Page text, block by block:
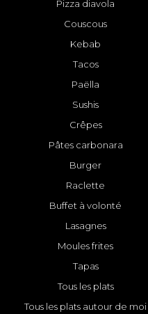
Pizza diavola
Couscous
Kebab
Tacos
Paëlla
Sushis
Crêpes
Pâtes carbonara
Burger
Raclette
Buffet à volonté
Lasagnes
Moules frites
Tapas
Tous les plats
Tous les plats autour de moi